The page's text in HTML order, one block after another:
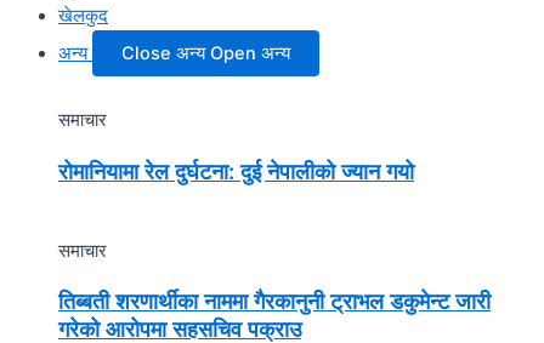
खेलकुद
अन्य
Close अन्य Open अन्य
समाचार
रोमानियामा रेल दुर्घटना: दुई नेपालीको ज्यान गयो
समाचार
तिब्बती शरणार्थीका नाममा गैरकानुनी ट्राभल डकुमेन्ट जारी
गरेको आरोपमा सहसचिव पक्राउ